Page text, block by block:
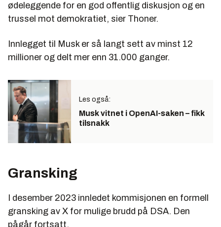
ødeleggende for en god offentlig diskusjon og en
trussel mot demokratiet, sier Thoner.
Innlegget til Musk er så langt sett av minst 12
millioner og delt mer enn 31.000 ganger.
Les også:
Musk vitnet i OpenAI-saken – fikk
tilsnakk
Gransking
I desember 2023 innledet kommisjonen en formell
gransking av X for mulige brudd på DSA. Den
pågår fortsatt.